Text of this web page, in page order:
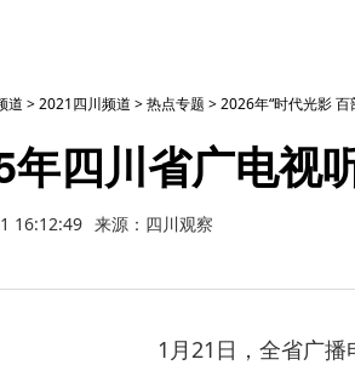
道 >2021四川频道 >热点专题 >2026年“时代光影
年四川省广电视
16:12:49 来源：四川观察
1月21日，全省广